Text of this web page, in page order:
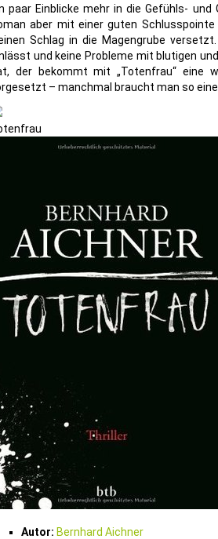
paar Einblicke mehr in die Gefühls-
aber mit einer guten
Schlag in die Magengrube
und keine Probleme mit blutigen
der bekommt mit „Totenfrau“ eine
– manchmal braucht man so
Autor: Bernhard Aichner